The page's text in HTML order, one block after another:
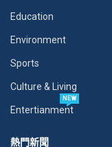
Education
Environment
Sports
Culture & Living
Entertianment
NEW
熱門新聞